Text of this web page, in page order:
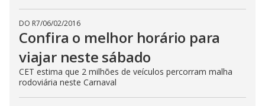
DO R7/06/02/2016
Confira o melhor horário para
viajar neste sábado
CET estima que 2 milhões de veículos percorram malha
rodoviária neste Carnaval